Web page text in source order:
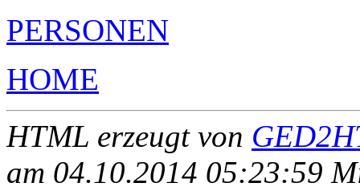
PERSONEN
HOME
HTML erzeugt von
am 04.10.2014 05:23:59